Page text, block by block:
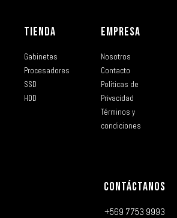
TIENDA
Gabinetes
Procesadores
SSD
HDD
EMPRESA
Nosotros
Contacto
Políticas de
Privacidad
Términos y
condiciones
CONTÁCTANOS
+569 7753 9993